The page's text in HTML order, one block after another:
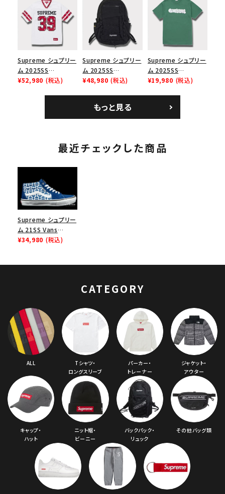
ース１スニーカー シ
ューズ ホワイト
イヤーリリーフボック
スロゴTシャツ ホワ
イト 白
イルキャンプキャップ
ブラック 黒
Supreme シュプリー
ム 2025SS
Bandana Football
¥52,980 (税込)
Supreme シュプリー
ム 2025SS
Backpack バックパッ
¥48,980 (税込)
Supreme シュプリー
ム 2025SS
Homerun Tee ホー
¥19,980 (税込)
もっと見る
最近チェックした商品
Supreme シュプリー
ム 21SS Vans
Monogram S Logo
¥34,980 (税込)
CATEGORY
ALL
Tシャツ・
ロングスリーブ
パーカー・
トレーナー
ジャケット・
アウター
キャップ・
ハット
ニット帽・
ビーニー
バックパック・
リュック
その他バッグ類